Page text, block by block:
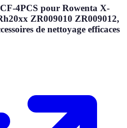
4PCS pour Rowenta X-
ZR009010 ZR009012,
de nettoyage efficaces